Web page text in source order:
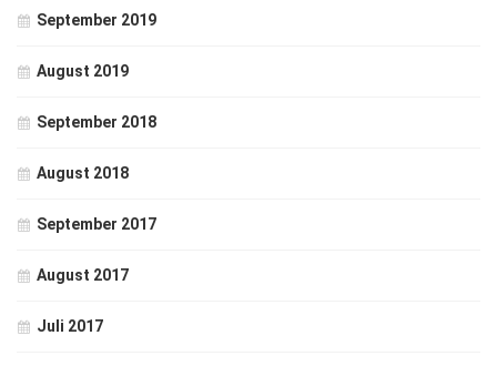
September 2019
August 2019
September 2018
August 2018
September 2017
August 2017
Juli 2017